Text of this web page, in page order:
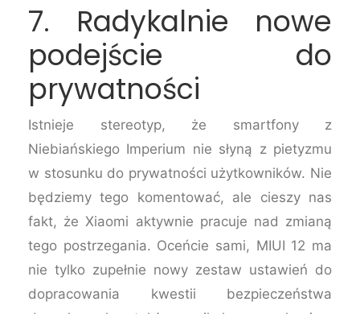
7. Radykalnie nowe
podejście do
prywatności
Istnieje stereotyp, że smartfony z
Niebiańskiego Imperium nie słyną z pietyzmu
w stosunku do prywatności użytkowników. Nie
będziemy tego komentować, ale cieszy nas
fakt, że Xiaomi aktywnie pracuje nad zmianą
tego postrzegania. Oceńcie sami, MIUI 12 ma
nie tylko zupełnie nowy zestaw ustawień do
dopracowania kwestii bezpieczeństwa